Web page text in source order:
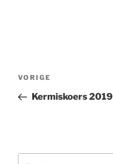
Berichtnavigatie
Vorig
bericht
VORIGE
Kermiskoers 2019